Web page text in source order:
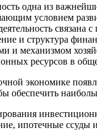
одна из
условием
и структура
и механизмом
ресурсов в
экономике
обеспечить
ипотечные ссуды